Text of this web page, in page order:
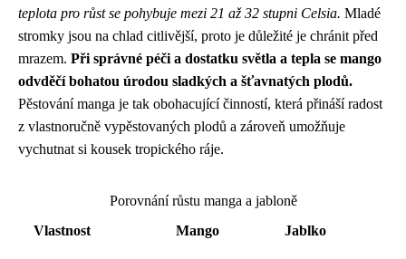
teplota pro růst se pohybuje mezi 21 až 32 stupni Celsia. Mladé
stromky jsou na chlad citlivější, proto je důležité je chránit před
mrazem. Při správné péči a dostatku světla a tepla se mango
odvděčí bohatou úrodou sladkých a šťavnatých plodů.
Pěstování manga je tak obohacující činností, která přináší radost
z vlastnoručně vypěstovaných plodů a zároveň umožňuje
vychutnat si kousek tropického ráje.
Porovnání růstu manga a jabloně
Vlastnost
Mango Jablko